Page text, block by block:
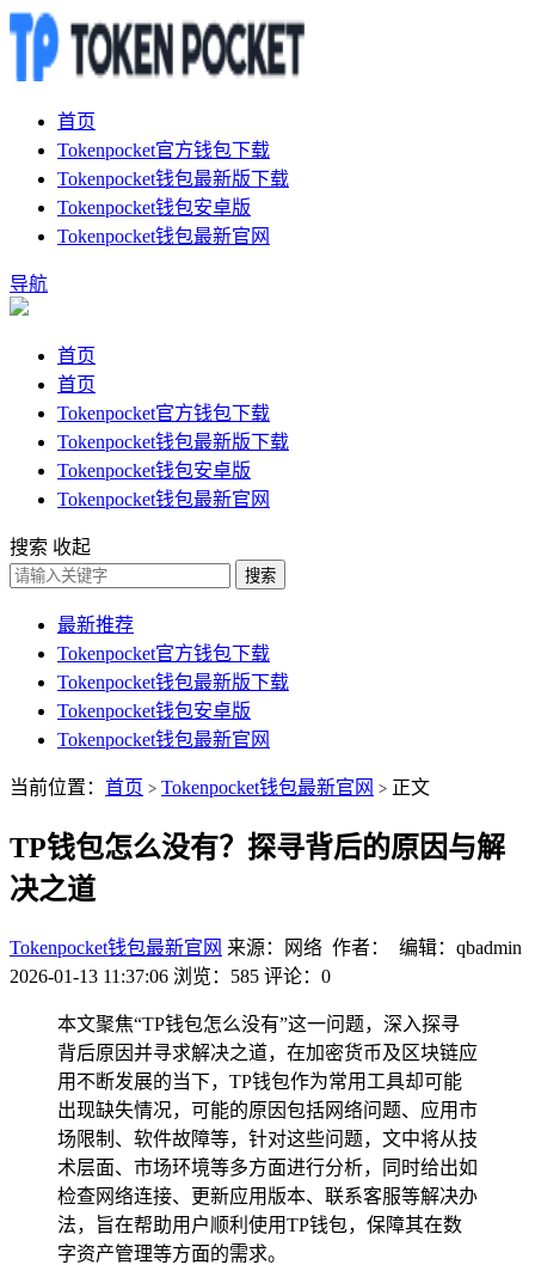
首页
Tokenpocket官方钱包下载
Tokenpocket钱包最新版下载
Tokenpocket钱包安卓版
Tokenpocket钱包最新官网
导航
首页
首页
Tokenpocket官方钱包下载
Tokenpocket钱包最新版下载
Tokenpocket钱包安卓版
Tokenpocket钱包最新官网
搜索 收起
搜索
最新推荐
Tokenpocket官方钱包下载
Tokenpocket钱包最新版下载
Tokenpocket钱包安卓版
Tokenpocket钱包最新官网
当前位置： 首页 > Tokenpocket钱包最新官网 > 正文
TP钱包怎么没有？探寻背后的原因与解
决之道
Tokenpocket钱包最新官网 来源：网络 作者： 编辑：qbadmin
2026-01-13 11:37:06 浏览：585 评论：0
本文聚焦“TP钱包怎么没有”这一问题，深入探寻
背后原因并寻求解决之道，在加密货币及区块链应
用不断发展的当下，TP钱包作为常用工具却可能
出现缺失情况，可能的原因包括网络问题、应用市
场限制、软件故障等，针对这些问题，文中将从技
术层面、市场环境等多方面进行分析，同时给出如
检查网络连接、更新应用版本、联系客服等解决办
法，旨在帮助用户顺利使用TP钱包，保障其在数
字资产管理等方面的需求。